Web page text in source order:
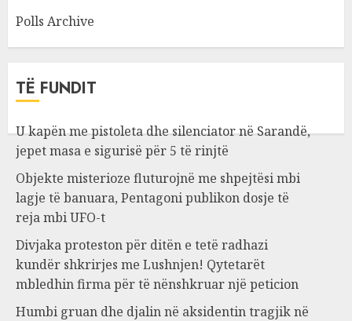
Polls Archive
TË FUNDIT
U kapën me pistoleta dhe silenciator në Sarandë,
jepet masa e sigurisë për 5 të rinjtë
Objekte misterioze fluturojnë me shpejtësi mbi
lagje të banuara, Pentagoni publikon dosje të
reja mbi UFO-t
Divjaka proteston për ditën e tetë radhazi
kundër shkrirjes me Lushnjen! Qytetarët
mbledhin firma për të nënshkruar një peticion
Humbi gruan dhe djalin në aksidentin tragjik në